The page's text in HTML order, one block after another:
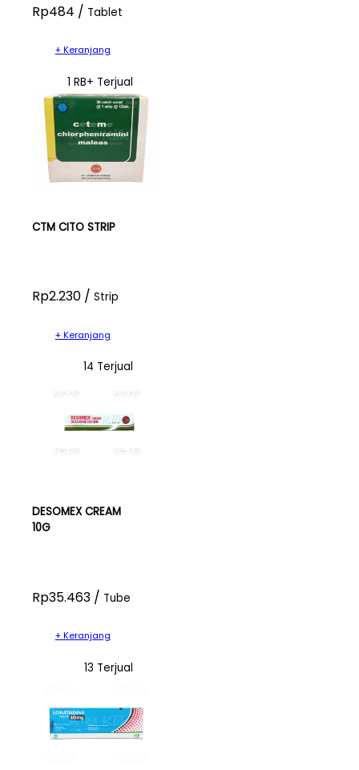
Rp484 / Tablet
+ Keranjang
1 RB+ Terjual
CTM CITO STRIP
Rp2.230 / Strip
+ Keranjang
14 Terjual
DESOMEX CREAM
10G
Rp35.463 / Tube
+ Keranjang
13 Terjual